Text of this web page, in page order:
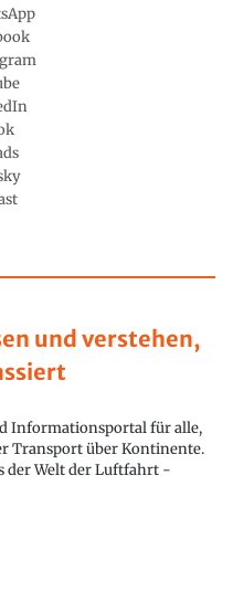
und verstehen,
Informationsportal für alle,
Transport über Kontinente.
der Welt der Luftfahrt -